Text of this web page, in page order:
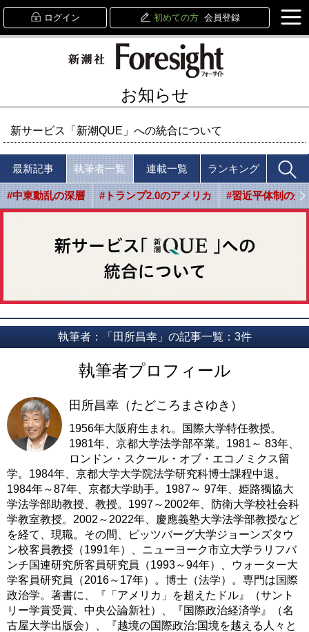
ログイン 初めての方 会員登録
お知らせ
新サービス「新潮QUE」への統合について
最新記事 執筆者一覧 連載一覧 ランキング
#中東動乱の深層 #トランプ2.0のアメリカ #習近平体制の光
執筆者：「田所昌幸」の記事一覧：3件
執筆者プロフィール
田所昌幸（たどころまさゆき）
1956年大阪府生まれ。国際大学特任教授。
1981年、京都大学法学部卒業。1981～ 83年、
ロンドン・スクール・オブ・エコノミクス留
学。1984年、京都大学大学院法学研究科博士課程中退。
1984年～87年、京都大学助手。1987～ 97年、姫路獨協大
学法学部助教授、教授。1997～2002年、防衛大学校社会科
学教室教授。2002～2022年、慶應義塾大学法学部教授など
を経て、現職。その間、ピッツバーグ大学ジョーンズタウ
ン校客員教授（1991年）、ニューヨーク市立大学ラリフバ
ンチ国連研究所客員研究員（1993～94年）、ウォーター大
学客員研究員（2016～17年）。博士（法学）。専門は国際
政治学。著書に、『「アメリカ」を超えたドル』（サント
リー学賞受賞、中央公論新社）、『国際政治経済学』（名
古屋大学出版会）、『越境の国際政治:国境を越える人々と